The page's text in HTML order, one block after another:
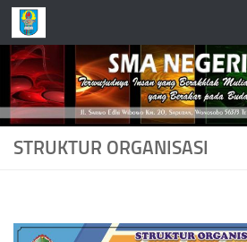
Skip to content
STRUKTUR ORGANISASI